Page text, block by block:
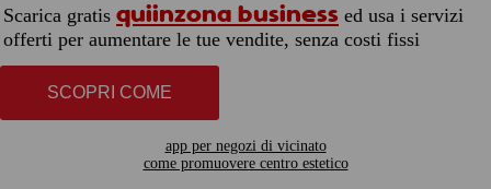
Scarica gratis quiinzona business ed usa i servizi
offerti per aumentare le tue vendite, senza costi fissi
SCOPRI COME
app per negozi di vicinato
come promuovere centro estetico